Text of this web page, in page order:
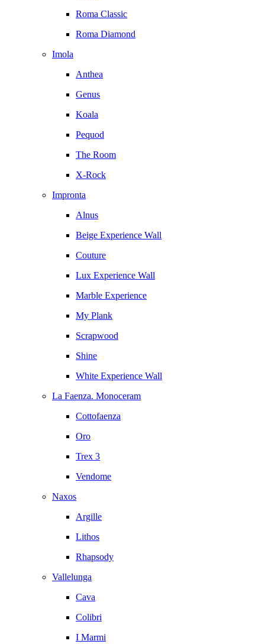
Roma Classic
Roma Diamond
Imola
Anthea
Genus
Koala
Pequod
The Room
X-Rock
Impronta
Alnus
Beige Experience Wall
Couture
Lux Experience Wall
Marble Experience
My Plank
Scrapwood
Shine
White Experience Wall
La Faenza. Monoceram
Cottofaenza
Oro
Trex 3
Vendome
Naxos
Argille
Lithos
Rhapsody
Vallelunga
Cava
Colibri
I Marmi